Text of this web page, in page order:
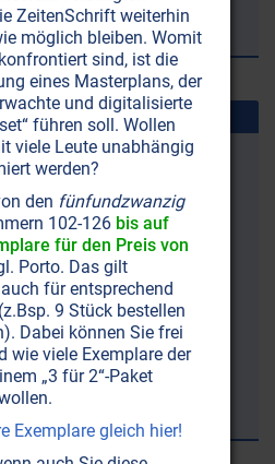
ZeitenSchrift weiterhin
möglich bleiben. Womit
sind, ist die
eines Masterplans, der
und digitalisierte
führen soll. Wollen
viele Leute unabhängig
werden?
den fünfundzwanzig
102-126 bis auf
für den Preis von
Porto. Das gilt
für entsprechend
9 Stück bestellen
Dabei können Sie frei
wie viele Exemplare der
„3 für 2“-Paket
Exemplare gleich hier!